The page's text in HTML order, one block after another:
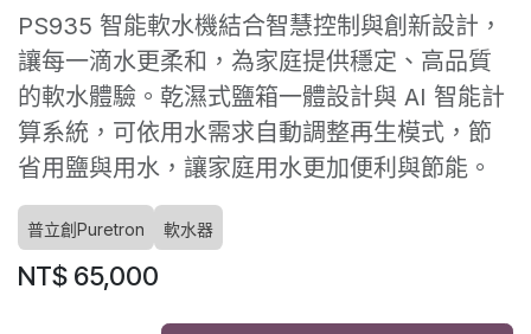
PS935 智能軟水機結合智慧控制與創新設計，
讓每一滴水更柔和，為家庭提供穩定、高品質
的軟水體驗。乾濕式鹽箱一體設計與 AI 智能計
算系統，可依用水需求自動調整再生模式，節
省用鹽與用水，讓家庭用水更加便利與節能。
普立創Puretron 軟水器
NT$ 65,000